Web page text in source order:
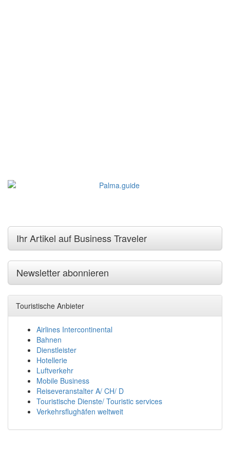
Ihr Artikel auf Business Traveler
Newsletter abonnieren
Touristische Anbieter
Airlines Intercontinental
Bahnen
Dienstleister
Hotellerie
Luftverkehr
Mobile Business
Reiseveranstalter A/ CH/ D
Touristische Dienste/ Touristic services
Verkehrsflughäfen weltweit